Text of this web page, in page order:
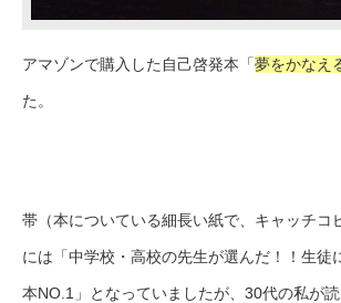
アマゾンで購入した自己啓発本「夢をかなえ
た。
帯（本についている細長い紙で、キャッチコ
には「中学校・高校の先生が選んだ！！生徒
本NO.1」となっていましたが、30代の私が